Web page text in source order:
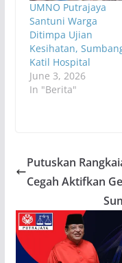
UMNO Putrajaya
Santuni Warga
Ditimpa Ujian
Kesihatan,
Katil Hospital
June 3, 2026
In "Berita"
Putuskan
Cegah Aktifkan